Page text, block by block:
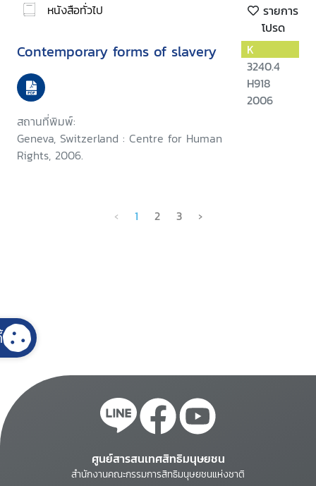
หนังสือทั่วไป
รายการ
โปรด
Contemporary forms of slavery
สถานที่พิมพ์:
Geneva, Switzerland : Centre for Human
Rights, 2006.
K
3240.4
H918
2006
‹ 1 2 3 ›
ศูนย์สารสนเทศสิทธิมนุษยชน
สำนักงานคณะกรรมการสิทธิมนุษยชนแห่งชาติ